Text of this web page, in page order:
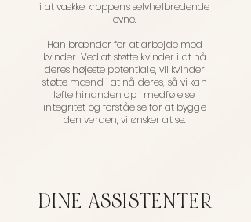
i at vække kroppens selvhelbredende
evne.
Han brænder for at arbejde med
kvinder. Ved at støtte kvinder i at nå
deres højeste potentiale, vil kvinder
støtte mænd i at nå deres, så vi kan
løfte hinanden op i medfølelse,
integritet og forståelse for at bygge
den verden, vi ønsker at se.
DINE ASSISTENTER